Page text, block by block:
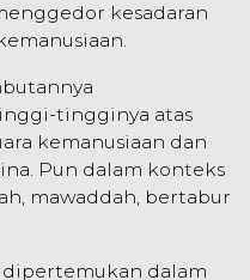
kesadaran
tingginya atas
kemanusiaan dan
Pun dalam konteks
mawaddah, bertabur
dipertemukan dalam